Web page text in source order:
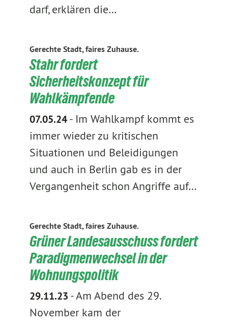
darf, erklären die…
Gerechte Stadt, faires Zuhause.
Stahr fordert
Sicherheitskonzept für
Wahlkämpfende
07.05.24- Im Wahlkampf kommt es
immer wieder zu kritischen
Situationen und Beleidigungen
und auch in Berlin gab es in der
Vergangenheit schon Angriffe auf…
Gerechte Stadt, faires Zuhause.
Grüner Landesausschuss fordert
Paradigmenwechsel in der
Wohnungspolitik
29.11.23 -Am Abend des 29.
November kam der